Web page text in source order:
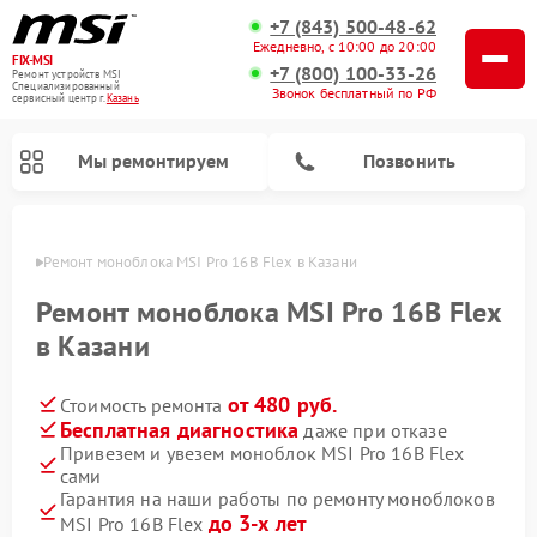
FIX-MSI
Ремонт устройств MSI
Специализированный
cервисный центр г.Казань
+7 (843) 500-48-62
Ежедневно, с 10:00 до 20:00
+7 (800) 100-33-26
Звонок бесплатный по РФ
Мы ремонтируем Позвонить
Ремонт моноблока MSI Pro 16B Flex в Казани
Ремонт моноблока MSI Pro 16B Flex
в Казани
Стоимость ремонта от 480 руб.
Бесплатная диагностика даже при отказе
Привезем и увезем моноблок MSI Pro 16B Flex
сами
Гарантия на наши работы по ремонту моноблоков
MSI Pro 16B Flex до 3-х лет